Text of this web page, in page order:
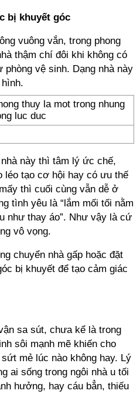
bị khuyết góc
vuông vắn, trong phong
thậm chí đôi khi không có
phòng vệ sinh. Dạng nhà này
này thì tâm lý ức chế,
léo tạo cơ hội hay có ưu thế
thì cuối cùng vẫn dễ ở
tình yêu là “lắm mối tối nằm
như thay áo”. Như vậy là cứ
vô vọng.
chuyển nhà gấp hoặc đặt
bị khuyết để tạo cảm giác
sa sút, chưa kể là trong
sôi mạnh mẽ khiến cho
mẻ lúc nào không hay. Lý
ai sống trong ngôi nhà u tối
hưởng, hay cáu bẳn, thiếu